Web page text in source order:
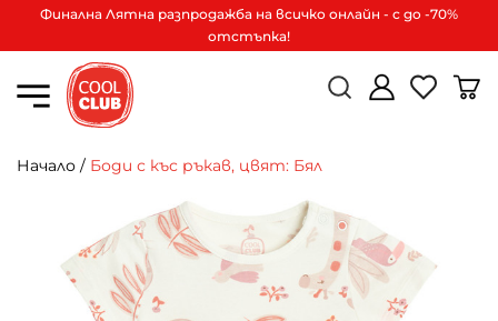
Финална Лятна разпродажба на всичко онлайн - с до -70%
отстъпка!
Начало / Боди с къс ръкав, цвят: Бял